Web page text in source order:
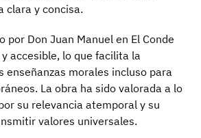
clara y concisa.
por Don Juan Manuel en El Conde
accesible, lo que facilita la
enseñanzas morales incluso para
La obra ha sido valorada a lo
su relevancia atemporal y su
valores universales.